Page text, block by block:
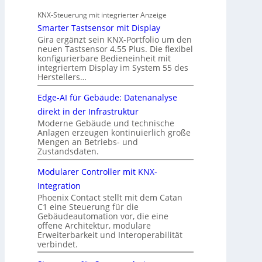
KNX-Steuerung mit integrierter Anzeige
Smarter Tastsensor mit Display
Gira ergänzt sein KNX-Portfolio um den
neuen Tastsensor 4.55 Plus. Die flexibel
konfigurierbare Bedieneinheit mit
integriertem Display im System 55 des
Herstellers…
Edge-AI für Gebäude: Datenanalyse
direkt in der Infrastruktur
Moderne Gebäude und technische
Anlagen erzeugen kontinuierlich große
Mengen an Betriebs- und
Zustandsdaten.
Modularer Controller mit KNX-
Integration
Phoenix Contact stellt mit dem Catan
C1 eine Steuerung für die
Gebäudeautomation vor, die eine
offene Architektur, modulare
Erweiterbarkeit und Interoperabilität
verbindet.